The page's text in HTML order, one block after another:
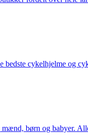
cykelhjelme og
børn og babyer.